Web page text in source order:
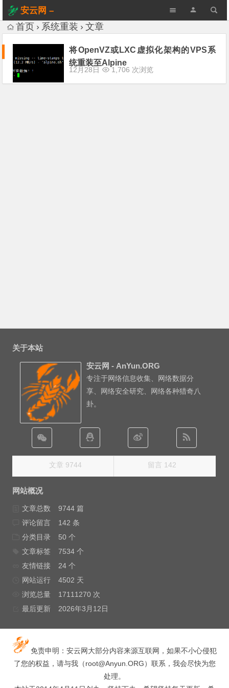
安云网 –
AnYun.ORG
首页 系统重装 文章
将OpenVZ或LXC虚拟化架构的VPS系
统重装至Alpine
12月28日 1,706 次浏览
关于本站
安云网 - AnYun.ORG
专注于网络信息收集、网络数据分
享、网络安全研究、网络各种猎奇八
卦。
文章 9744 留言 142
网站概况
文章总数
9744 篇
评论留言
142 条
分类目录
50 个
文章标签
7534 个
友情链接
24 个
网站运行
4502 天
浏览总量
17111270 次
最后更新
2026年3月12日
免责申明：安云网大部分内容来源互联网，如果不小心侵犯
了您的权益，请与我（root@Anyun.ORG）联系，我会尽快为您
处理。